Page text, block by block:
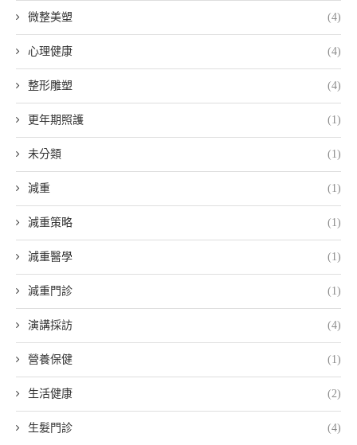
微整美塑 (4)
心理健康 (4)
整形雕塑 (4)
更年期照護 (1)
未分類 (1)
減重 (1)
減重策略 (1)
減重醫學 (1)
減重門診 (1)
演講採訪 (4)
營養保健 (1)
生活健康 (2)
生髮門診 (4)